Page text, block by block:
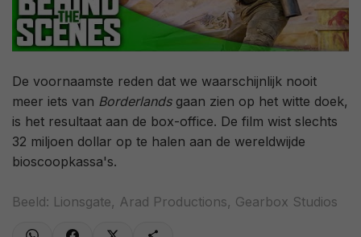
De voornaamste reden dat we waarschijnlijk nooit
meer iets van Borderlandsgaan zien op het witte doek,
is het resultaat aan de box-office. De film wist slechts
32 miljoen dollar op te halen aan de wereldwijde
bioscoopkassa's.
Beeld: Lionsgate, Arad Productions, Gearbox Studios